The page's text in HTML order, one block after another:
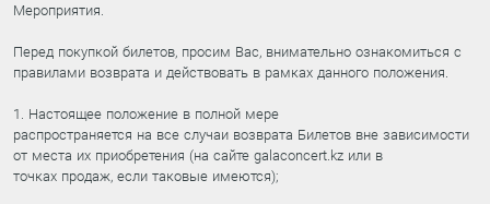
Мероприятия.
Перед покупкой билетов, просим Вас, внимательно ознакомиться с
правилами возврата и действовать в рамках данного положения.
1. Настоящее положение в полной мере
распространяется на все случаи возврата Билетов вне зависимости
от места их приобретения (на сайте galaconcert.kz или в
точках продаж, если таковые имеются);